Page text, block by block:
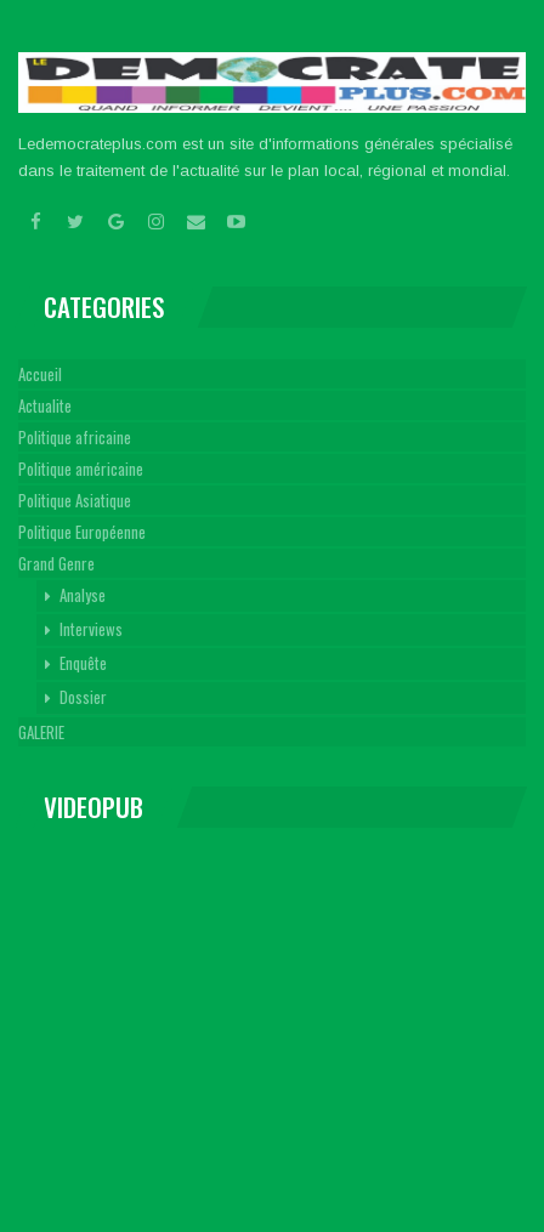
Ledemocrateplus.com est un site d'informations générales spécialisé
dans le traitement de l'actualité sur le plan local, régional et mondial.
CATEGORIES
Accueil
Actualite
Politique africaine
Politique américaine
Politique Asiatique
Politique Européenne
Grand Genre
Analyse
Interviews
Enquête
Dossier
GALERIE
VIDEOPUB